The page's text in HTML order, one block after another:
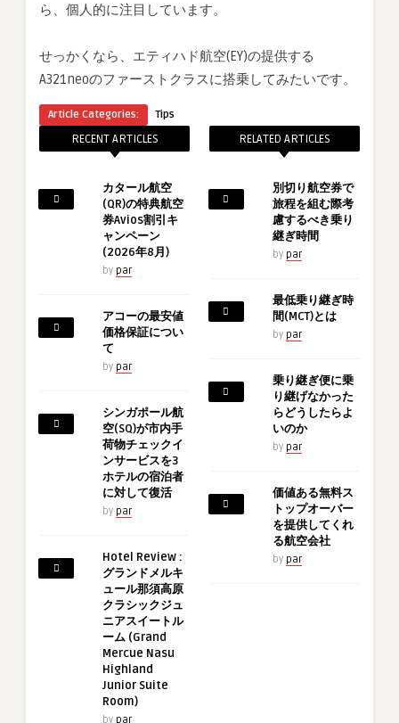
ら、個人的に注目しています。
せっかくなら、エティハド航空(EY)の提供する
A321neoのファーストクラスに搭乗してみたいです。
Article Categories: Tips
RECENT ARTICLES
カタール航空
(QR)の特典航空
券Avios割引キ
ャンペーン
(2026年8月)
by par
アコーの最安値
価格保証につい
て
by par
シンガポール航
空(SQ)が市内手
荷物チェックイ
ンサービスを3
ホテルの宿泊者
に対して復活
by par
Hotel Review :
グランドメルキ
ュール那須高原
クラシックジュ
ニアスイートル
ーム (Grand
Mercue Nasu
Highland
Junior Suite
Room)
by par
RELATED ARTICLES
別切り航空券で
旅程を組む際考
慮するべき乗り
継ぎ時間
by par
最低乗り継ぎ時
間(MCT)とは
by par
乗り継ぎ便に乗
り継げなかった
らどうしたらよ
いのか
by par
価値ある無料ス
トップオーバー
を提供してくれ
る航空会社
by par